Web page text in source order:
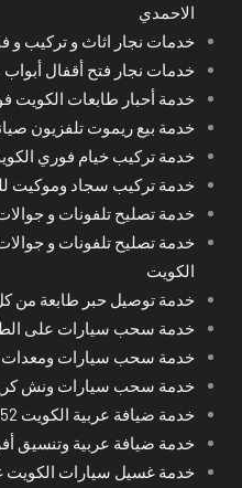
الاحمدي
خدمات نجار اثاث و تركيب و
خدمات نجار فتح أقفال أبواب
خدمة أحبار طابعات الكويت
خدمة بيع ريموت تلفزيون
خدمة تركيب خيام فوري
خدمة تركيب سجاد وموكيت
خدمة تصليح تلفونات و
خدمة تصليح تلفونات و
الكويت
خدمة توصيل حبر طابعة من كل
خدمة سحب سيارات على
خدمة سحب سيارات ومعدات
خدمة سحب سيارات ونش
خدمة ضيافة عربية الكويت 66875552 خدمة فورية
خدمة ضيافة عربية وتنسيق
خدمة غسيل سيارات الكويت